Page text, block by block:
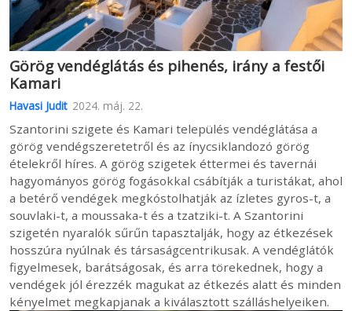
Görög vendéglátás és pihenés, irány a festői
Kamari
Havasi Judit 2024. máj. 22.
Szantorini szigete és Kamari település vendéglátása a
görög vendégszeretetről és az ínycsiklandozó görög
ételekről híres. A görög szigetek éttermei és tavernái
hagyományos görög fogásokkal csábítják a turistákat, ahol
a betérő vendégek megkóstolhatják az ízletes gyros-t, a
souvlaki-t, a moussaka-t és a tzatziki-t. A Szantorini
szigetén nyaralók sűrűn tapasztalják, hogy az étkezések
hosszúra nyúlnak és társaságcentrikusak. A vendéglátók
figyelmesek, barátságosak, és arra törekednek, hogy a
vendégek jól érezzék magukat az étkezés alatt és minden
kényelmet megkapjanak a kiválasztott szálláshelyeiken.